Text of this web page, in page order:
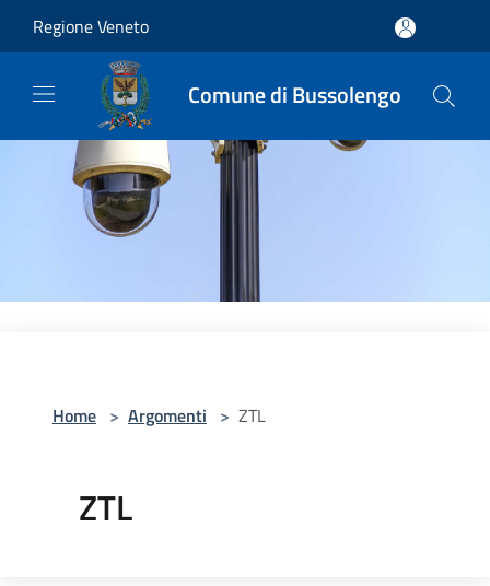
Regione Veneto
Comune di Bussolengo
Home > Argomenti > ZTL
ZTL